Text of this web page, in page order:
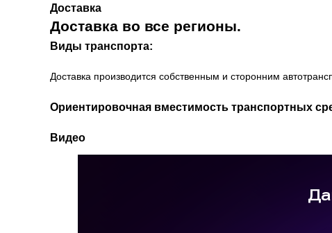
Доставка
Доставка во все регионы.
Виды транспорта:
Доставка производится собственным и сторонним
Ориентировочная вместимость транспортных
Видео